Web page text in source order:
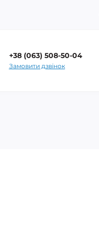
+38 (063) 508-50-04
Замовити дзвінок